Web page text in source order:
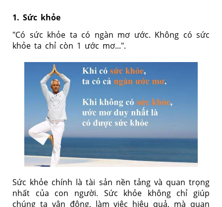
1. Sức khỏe
"Có sức khỏe ta có ngàn mơ ước. Không có sức
khỏe ta chỉ còn 1 ước mơ...".
Sức khỏe chính là tài sản nền tảng và quan trọng
nhất của con người. Sức khỏe không chỉ giúp
chúng ta vận động, làm việc hiệu quả, mà quan